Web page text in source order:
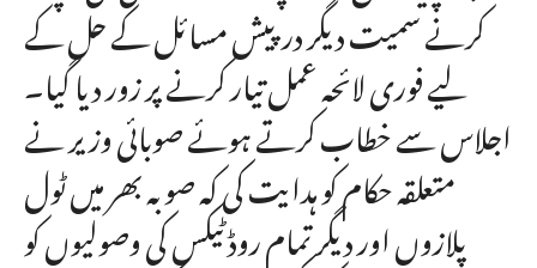
کرنے سمیت دیگر درپیش مسائل کے حل کے
لیے فوری لائحہ عمل تیار کرنے پر زور دیا گیا۔
اجلاس سے خطاب کرتے ہوئے صوبائی وزیر نے
متعلقہ حکام کو ہدایت کی کہ صوبہ بھر میں ٹول
پلازوں اور دیگر تمام روڈ ٹیکس کی وصولیوں کو